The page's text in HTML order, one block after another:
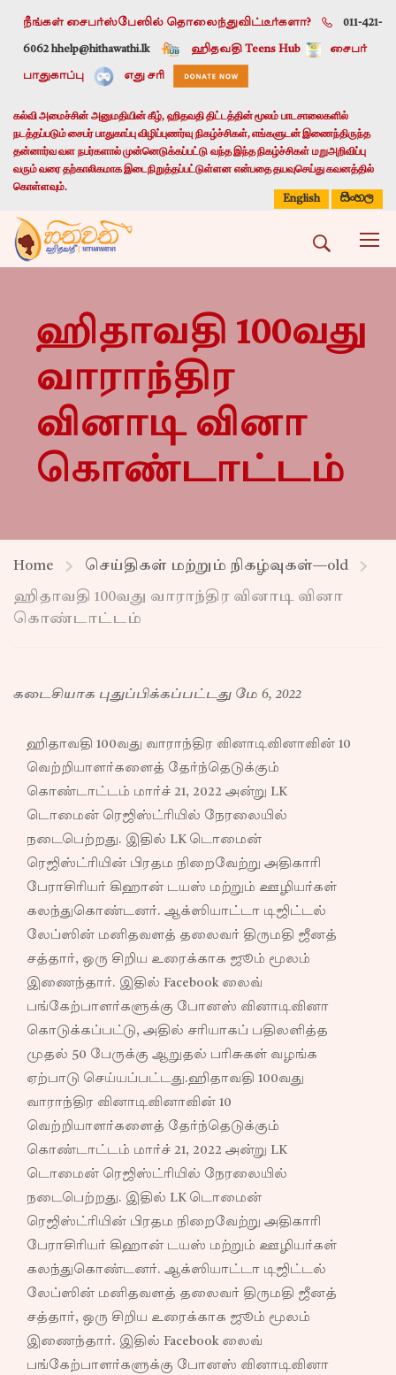
நீங்கள் சைபர்ஸ்பேஸில் தொலைந்துவிட்டீர்களா? 011-421-
6062 hhelp@hithawathi.lk ஹிதவதி Teens Hub சைபர்
பாதுகாப்பு எது சரி
கல்வி அமைச்சின் அனுமதியின் கீழ், ஹிதவதி திட்டத்தின் மூலம் பாடசாலைகளில்
நடத்தப்படும் சைபர் பாதுகாப்பு விழிப்புணர்வு நிகழ்ச்சிகள், எங்களுடன் இணைந்திருந்த
தன்னார்வ வள நபர்களால் முன்னெடுக்கப்பட்டு வந்த இந்த நிகழ்ச்சிகள் மறுஅறிவிப்பு
வரும் வரை தற்காலிகமாக இடைநிறுத்தப்பட்டுள்ளன என்பதை தயவுசெய்து கவனத்தில்
கொள்ளவும்.
English
සිංහල
ஹிதாவதி 100வது
வாராந்திர
வினாடி வினா
கொண்டாட்டம்
Home செய்திகள் மற்றும் நிகழ்வுகள்—old
ஹிதாவதி 100வது வாராந்திர வினாடி வினா
கொண்டாட்டம்
கடைசியாக புதுப்பிக்கப்பட்டது மே 6, 2022
ஹிதாவதி 100வது வாராந்திர வினாடிவினாவின் 10
வெற்றியாளர்களைத் தேர்ந்தெடுக்கும்
கொண்டாட்டம் மார்ச் 21, 2022 அன்று LK
டொமைன் ரெஜிஸ்ட்ரியில் நேரலையில்
நடைபெற்றது. இதில் LK டொமைன்
ரெஜிஸ்ட்ரியின் பிரதம நிறைவேற்று அதிகாரி
பேராசிரியர் கிஹான் டயஸ் மற்றும் ஊழியர்கள்
கலந்துகொண்டனர். ஆக்ஸியாட்டா டிஜிட்டல்
லேப்ஸின் மனிதவளத் தலைவர் திருமதி ஜீனத்
சத்தார், ஒரு சிறிய உரைக்காக ஜூம் மூலம்
இணைந்தார். இதில் Facebook லைவ்
பங்கேற்பாளர்களுக்கு போனஸ் வினாடிவினா
கொடுக்கப்பட்டு, அதில் சரியாகப் பதிலளித்த
முதல் 50 பேருக்கு ஆறுதல் பரிசுகள் வழங்க
ஏற்பாடு செய்யப்பட்டது.ஹிதாவதி 100வது
வாராந்திர வினாடிவினாவின் 10
வெற்றியாளர்களைத் தேர்ந்தெடுக்கும்
கொண்டாட்டம் மார்ச் 21, 2022 அன்று LK
டொமைன் ரெஜிஸ்ட்ரியில் நேரலையில்
நடைபெற்றது. இதில் LK டொமைன்
ரெஜிஸ்ட்ரியின் பிரதம நிறைவேற்று அதிகாரி
பேராசிரியர் கிஹான் டயஸ் மற்றும் ஊழியர்கள்
கலந்துகொண்டனர். ஆக்ஸியாட்டா டிஜிட்டல்
லேப்ஸின் மனிதவளத் தலைவர் திருமதி ஜீனத்
சத்தார், ஒரு சிறிய உரைக்காக ஜூம் மூலம்
இணைந்தார். இதில் Facebook லைவ்
பங்கேற்பாளர்களுக்கு போனஸ் வினாடிவினா